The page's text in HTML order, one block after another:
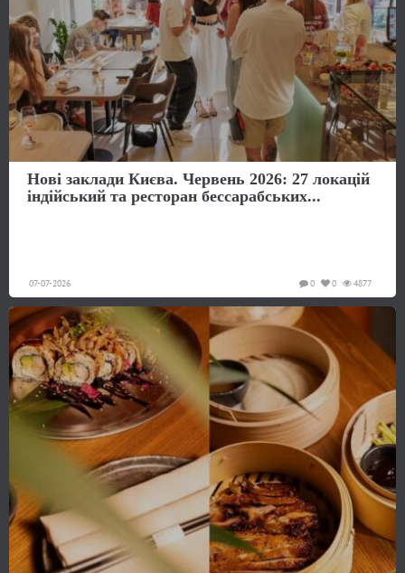
Нові заклади Києва. Червень 2026: 27 локацій
індійський та ресторан бессарабських...
07-07-2026 4877
0
0